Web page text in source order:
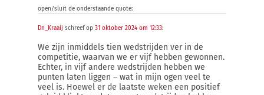
open/sluit de onderstaande quote:
Dn_Kraaij schreef op 31 oktober 2024 om 12:33:
We zijn inmiddels tien wedstrijden ver in de
competitie, waarvan we er vijf hebben gewonnen.
Echter, in vijf andere wedstrijden hebben we
punten laten liggen – wat in mijn ogen veel te
veel is. Hoewel er de laatste weken een positief